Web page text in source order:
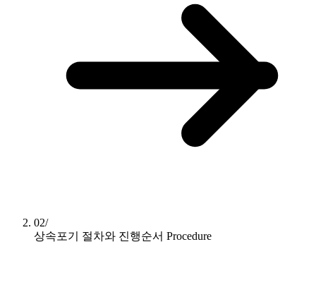
02/
상속포기 절차와 진행순서 Procedure